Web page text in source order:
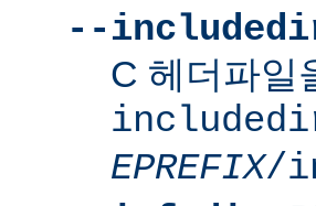
--
C 헤더파일
EPREFIX/